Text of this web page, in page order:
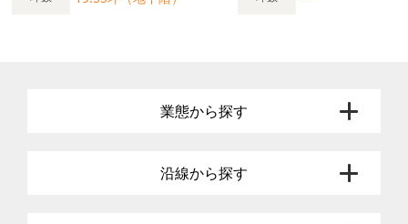
業態から探す
沿線から探す